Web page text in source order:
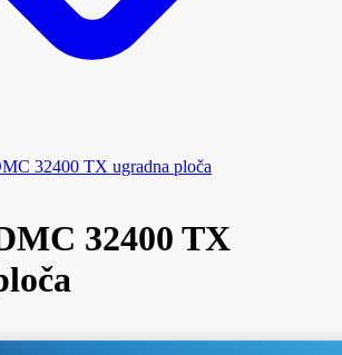
32400 TX ugradna ploča
32400 TX